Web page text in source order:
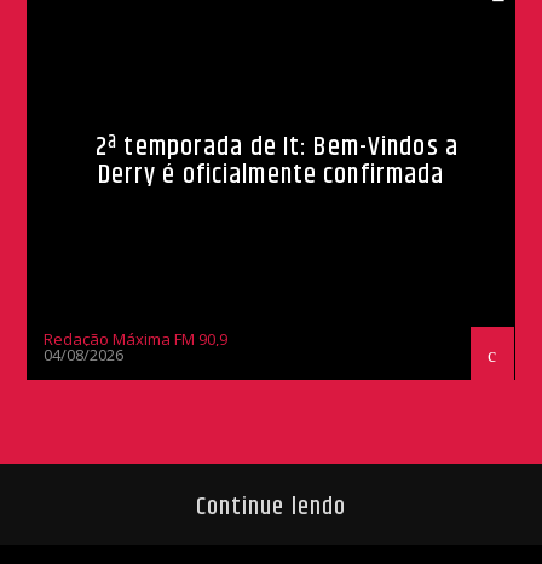
2ª temporada de It: Bem-Vindos a
Derry é oficialmente confirmada
Redação Máxima FM 90,9
04/08/2026
Continue lendo